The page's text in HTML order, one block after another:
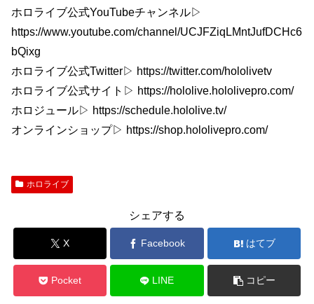
ホロライブ公式YouTubeチャンネル▷
https://www.youtube.com/channel/UCJFZiqLMntJufDCHc6
bQixg
ホロライブ公式Twitter▷ https://twitter.com/hololivetv
ホロライブ公式サイト▷ https://hololive.hololivepro.com/
ホロジュール▷ https://schedule.hololive.tv/
オンラインショップ▷ https://shop.hololivepro.com/
ホロライブ
シェアする
X Facebook はてブ
Pocket LINE コピー